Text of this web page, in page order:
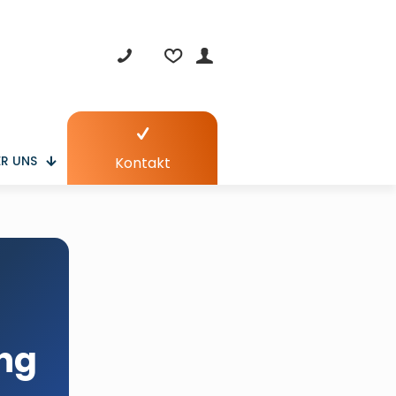
UNS Kontakt